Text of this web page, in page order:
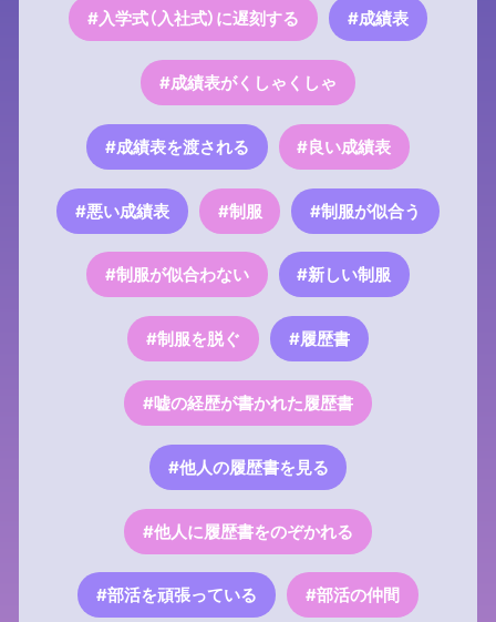
#入学式（入社式）に遅刻する #成績表
#成績表がくしゃくしゃ
#成績表を渡される #良い成績表
#悪い成績表 #制服 #制服が似合う
#制服が似合わない #新しい制服
#制服を脱ぐ #履歴書
#嘘の経歴が書かれた履歴書
#他人の履歴書を見る
#他人に履歴書をのぞかれる
#部活を頑張っている #部活の仲間